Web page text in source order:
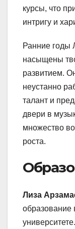
курсы, что
интригу и
Ранние годы
насыщены
развитием.
неустанно
талант и
двери в
множество
роста.
Лиза
образование